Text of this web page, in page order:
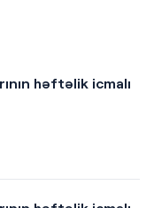
həftəlik icmalı